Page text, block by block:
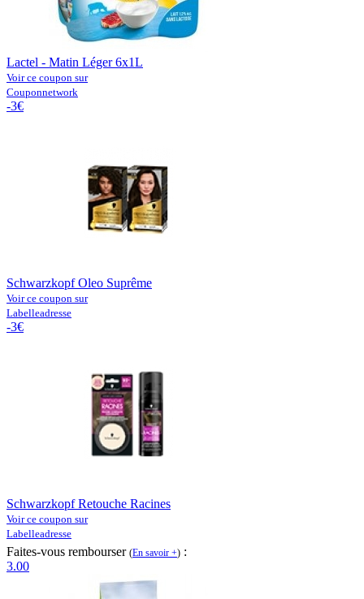
Lactel - Matin Léger 6x1L
Voir ce coupon sur
Couponnetwork
-3€
Schwarzkopf Oleo Suprême
Voir ce coupon sur
Labelleadresse
-3€
Schwarzkopf Retouche Racines
Voir ce coupon sur
Labelleadresse
Faites-vous rembourser (En savoir +) :
3.00